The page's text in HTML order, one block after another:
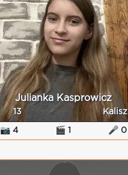
Julianka Kasprowicz
13 Kalisz
📷 4 🎬 1 🎤 0